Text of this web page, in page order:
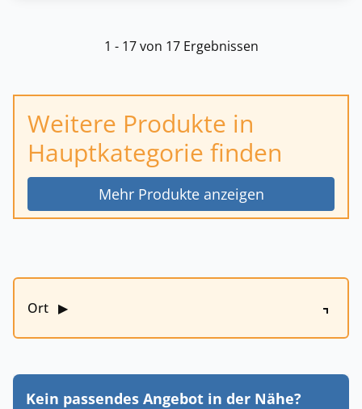
1 - 17 von 17 Ergebnissen
Weitere Produkte in
Hauptkategorie finden
Mehr Produkte anzeigen
Ort ▶
Kein passendes Angebot in der Nähe?